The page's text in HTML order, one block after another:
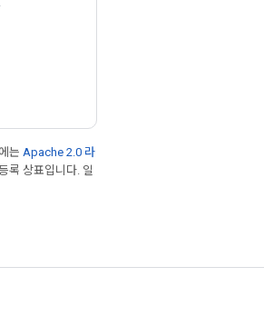
는 Apache 2.0 라
록 상표입니다. 일